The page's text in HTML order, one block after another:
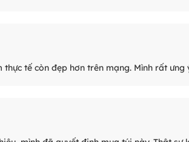
thực tế còn đẹp hơn trên mạng. Mình rất